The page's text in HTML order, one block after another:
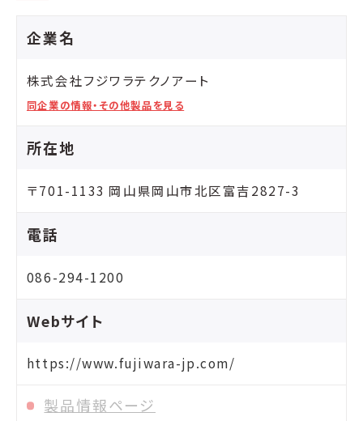
企業名
株式会社フジワラテクノアート
同企業の情報・その他製品を見る
所在地
〒701-1133 岡山県岡山市北区富吉2827-3
電話
086-294-1200
Webサイト
https://www.fujiwara-jp.com/
製品情報ページ